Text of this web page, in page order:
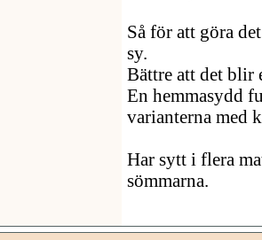
Så för att göra
sy.
Bättre att det blir
En hemmasydd
varianterna med
Har sytt i flera
sömmarna.